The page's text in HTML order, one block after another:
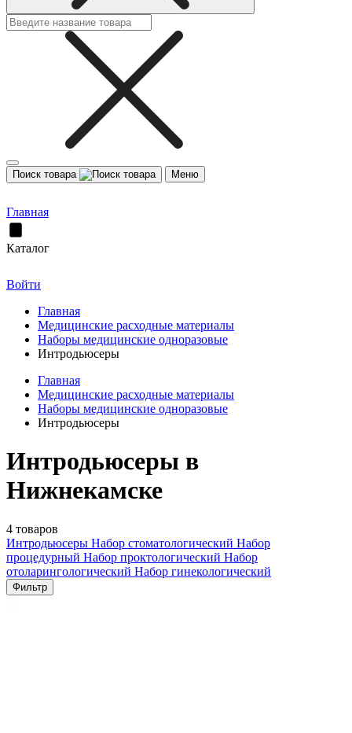
Поиск товара Меню
Главная
Каталог
Войти
Главная
Медицинские расходные материалы
Наборы медицинские одноразовые
Интродьюсеры
Главная
Медицинские расходные материалы
Наборы медицинские одноразовые
Интродьюсеры
Интродьюсеры в
Нижнекамске
4 товаров
Интродьюсеры Набор стоматологический Набор
процедурный Набор проктологический Набор
отоларингологический Набор гинекологический
Фильтр